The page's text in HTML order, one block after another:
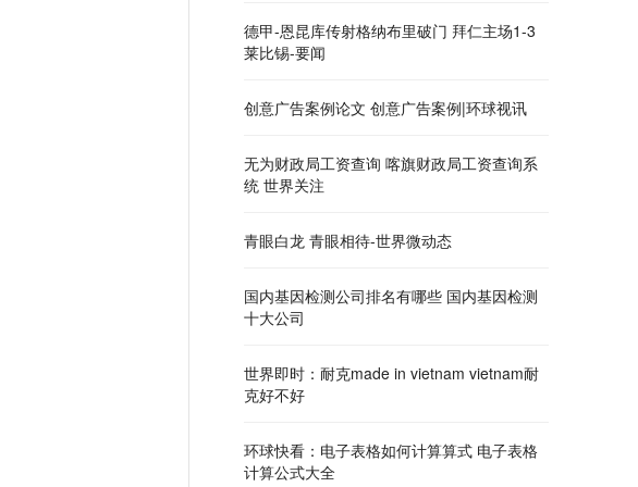
德甲-恩昆库传射格纳布里破门 拜仁主场1-3
莱比锡-要闻
创意广告案例论文 创意广告案例|环球视讯
无为财政局工资查询 喀旗财政局工资查询系
统 世界关注
青眼白龙 青眼相待-世界微动态
国内基因检测公司排名有哪些 国内基因检测
十大公司
世界即时：耐克made in vietnam vietnam耐
克好不好
环球快看：电子表格如何计算算式 电子表格
计算公式大全